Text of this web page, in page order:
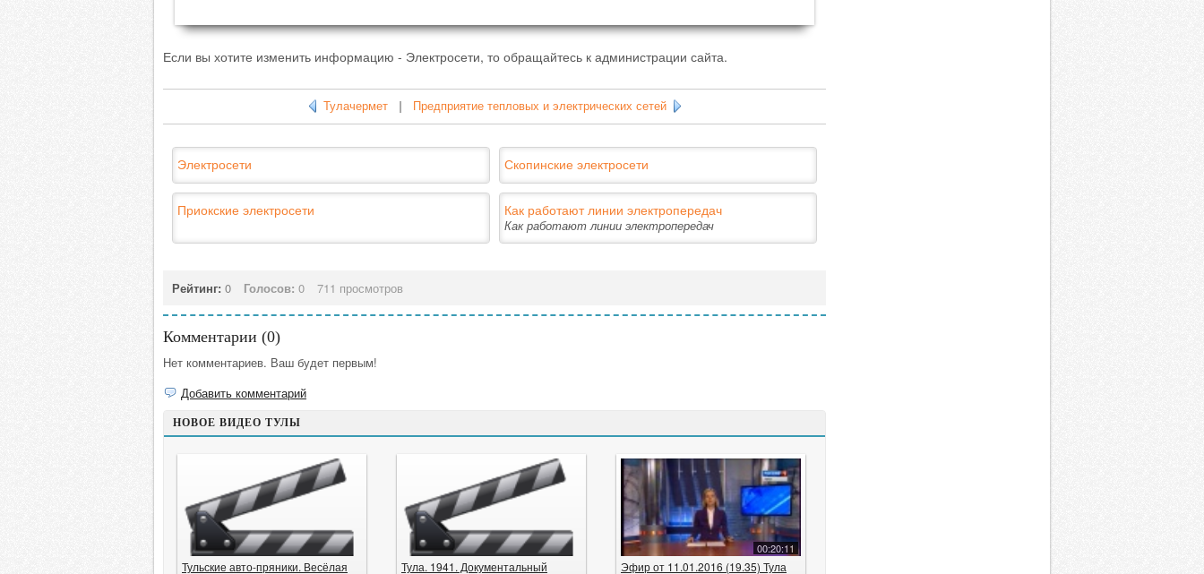
Если вы хотите изменить информацию - Электросети, то обращайтесь к администрации сайта.
Тулачермет| Предприятие тепловых и электрических сетей
Электросети Скопинские электросети
Приокские электросети Как работают линии электропередач
Как работают линии электропередач
Рейтинг: 0 Голосов: 0 711 просмотров
Комментарии (0)
Нет комментариев. Ваш будет первым!
Добавить комментарий
НОВОЕ ВИДЕО ТУЛЫ
Тульские авто-пряники. Весёлая
Тула. 1941. Документальный
00:20:11
Эфир от 11.01.2016 (19.35) Тула